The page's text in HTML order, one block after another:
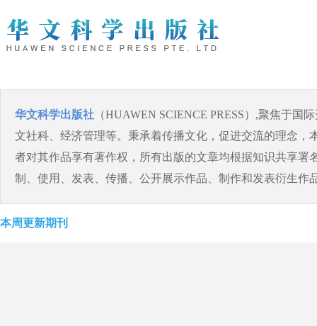
华文科学出版社 （HUAWEN SCIENCE PRESS）,聚焦于国
文社科、经济管理等。秉承着传播文化，促进交流的理念
者对其作品享有著作权，所有出版的文章均根据知识共享
制、使用、发表、传播、公开展示作品、制作和发表衍生作
本周更新期刊